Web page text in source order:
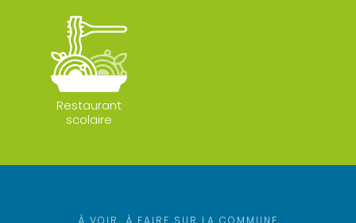
Restaurant
scolaire
À VOIR, À FAIRE SUR LA COMMUNE